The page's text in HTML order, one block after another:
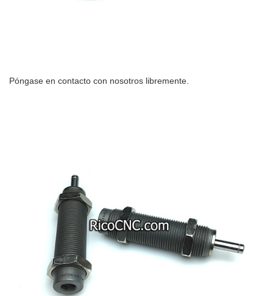
Póngase en contacto con nosotros libremente.